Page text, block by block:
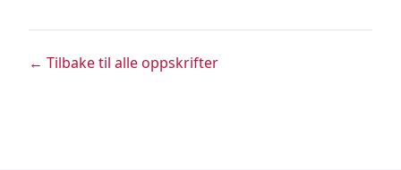
← Tilbake til alle oppskrifter